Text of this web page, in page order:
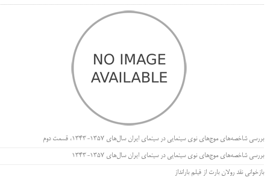
بررسی شاخصه‌های موج‌های نوی سینمایی در سینمای ایران سال‌های 1357-1343، قسمت دوم
بررسی شاخصه‌های موج‌های نوی سینمایی در سینمای ایران سال‌های 1357-1343
بازخوانی نقد رولان بارت از فیلم بارانداز